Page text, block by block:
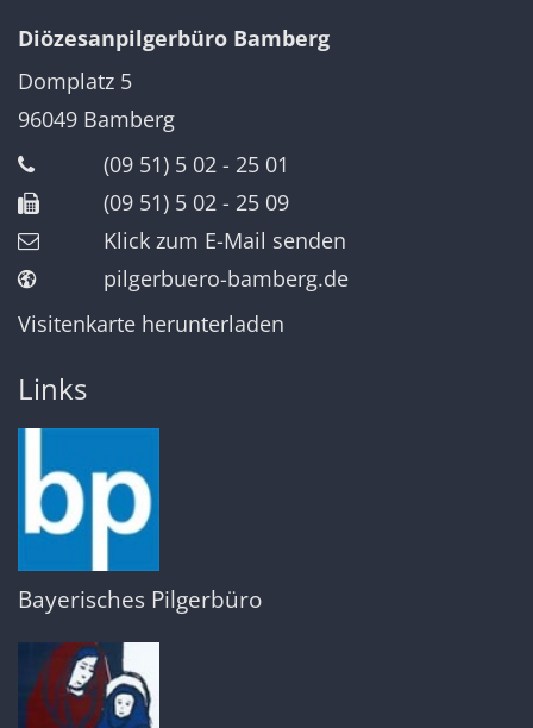
Diözesanpilgerbüro Bamberg
Domplatz 5
96049 Bamberg
(09 51) 5 02 - 25 01
(09 51) 5 02 - 25 09
Klick zum E-Mail senden
pilgerbuero-bamberg.de
Visitenkarte herunterladen
Links
Bayerisches Pilgerbüro